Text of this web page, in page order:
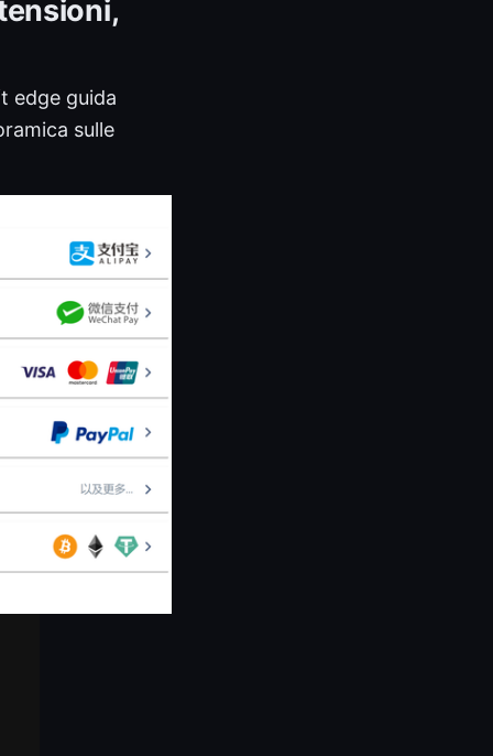
edge guida
sulle